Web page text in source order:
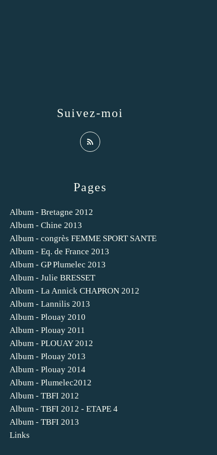
Pages
Album - Bretagne 2012
Album - Chine 2013
Album - congrès FEMME SPORT SANTE
Album - Eq. de France 2013
Album - GP Plumelec 2013
Album - Julie BRESSET
Album - La Annick CHAPRON 2012
Album - Lannilis 2013
Album - Plouay 2010
Album - Plouay 2011
Album - PLOUAY 2012
Album - Plouay 2013
Album - Plouay 2014
Album - Plumelec2012
Album - TBFI 2012
Album - TBFI 2012 - ETAPE 4
Album - TBFI 2013
Links
Suivez-moi